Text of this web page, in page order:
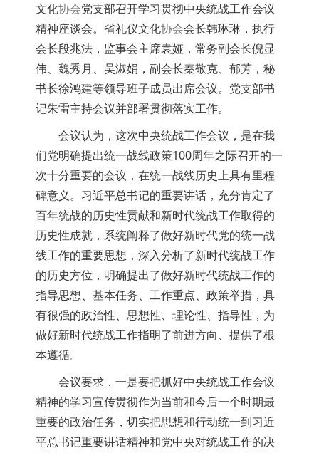
文化协会党支部召开学习贯彻中央统战工作会议
精神座谈会。省礼仪文化协会会长韩琳琳，执行
会长段兆法，监事会主席袁娅，常务副会长倪显
伟、魏秀月、吴淑娟，副会长秦敬克、郁芳，秘
书长徐鸿建等领导班子成员出席会议。党支部书
记朱雷主持会议并部署贯彻落实工作。
会议认为，这次中央统战工作会议，是在我
们党明确提出统一战线政策100周年之际召开的一
次十分重要的会议，在统一战线历史上具有里程
碑意义。习近平总书记的重要讲话，充分肯定了
百年统战的历史性贡献和新时代统战工作取得的
历史性成就，系统阐释了做好新时代党的统一战
线工作的重要思想，深入分析了新时代统战工作
的历史方位，明确提出了做好新时代统战工作的
指导思想、基本任务、工作重点、政策举措，具
有很强的政治性、思想性、理论性、指导性，为
做好新时代统战工作指明了前进方向、提供了根
本遵循。
会议要求，一是要把抓好中央统战工作会议
精神的学习宣传贯彻作为当前和今后一个时期最
重要的政治任务，切实把思想和行动统一到习近
平总书记重要讲话精神和党中央对统战工作的决